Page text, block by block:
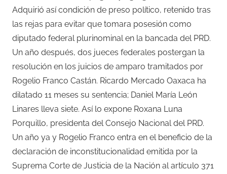
Adquirió así condición de preso político, retenido tras
las rejas para evitar que tomara posesión como
diputado federal plurinominal en la bancada del PRD.
Un año después, dos jueces federales postergan la
resolución en los juicios de amparo tramitados por
Rogelio Franco Castán. Ricardo Mercado Oaxaca ha
dilatado 11 meses su sentencia; Daniel María León
Linares lleva siete. Así lo expone Roxana Luna
Porquillo, presidenta del Consejo Nacional del PRD.
Un año ya y Rogelio Franco entra en el beneficio de la
declaración de inconstitucionalidad emitida por la
Suprema Corte de Justicia de la Nación al artículo 371